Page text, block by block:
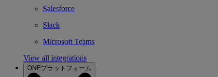
Salesforce
Slack
Microsoft Teams
View all integrations
ONEプラットフォーム